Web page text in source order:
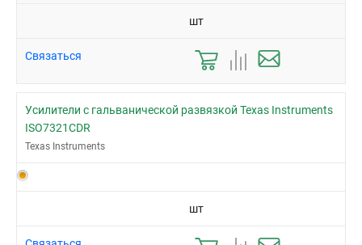
шт
Связаться
Усилители с гальванической развязкой Texas Instruments
ISO7321CDR
Texas Instruments
шт